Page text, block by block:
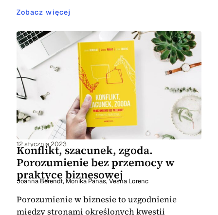
Zobacz więcej
12 stycznia 2023
Konflikt, szacunek, zgoda.
Porozumienie bez przemocy w
praktyce biznesowej
Joanna Berendt,Monika Panas,Vesna Lorenc
Porozumienie w biznesie to uzgodnienie
między stronami określonych kwestii